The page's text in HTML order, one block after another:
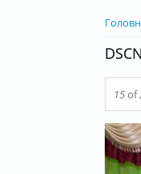
ВИ Є
15of